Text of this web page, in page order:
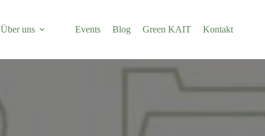
Über uns Events Blog Green KAIT Kontakt